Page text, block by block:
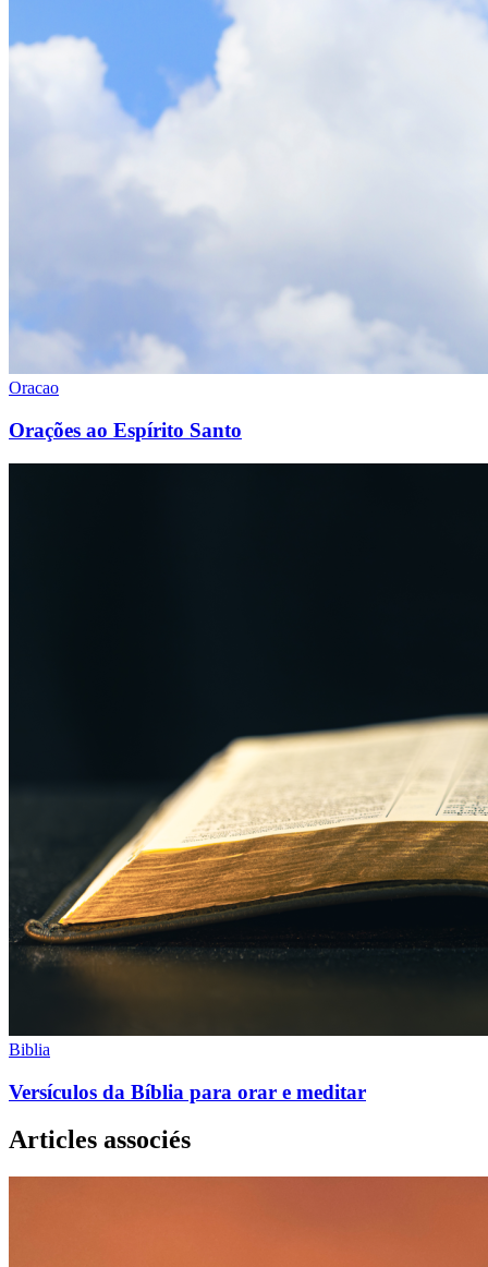
Oracao
Orações ao Espírito Santo
Biblia
Versículos da Bíblia para orar e meditar
Articles associés